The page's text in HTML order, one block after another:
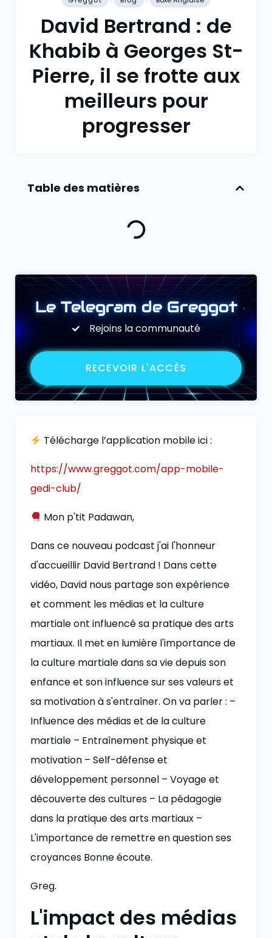
David Bertrand : de
Khabib à Georges St-
Pierre, il se frotte aux
meilleurs pour
progresser
Télécharge l’application mobile ici :
https://www.greggot.com/app-mobile-
gedi-club/
Mon p'tit Padawan,
Dans ce nouveau podcast j'ai l'honneur
d'accueillir David Bertrand ! Dans cette
vidéo, David nous partage son expérience
et comment les médias et la culture
martiale ont influencé sa pratique des arts
martiaux. Il met en lumière l'importance de
la culture martiale dans sa vie depuis son
enfance et son influence sur ses valeurs et
sa motivation à s'entraîner. On va parler : –
Influence des médias et de la culture
martiale – Entraînement physique et
motivation – Self-défense et
développement personnel – Voyage et
découverte des cultures – La pédagogie
dans la pratique des arts martiaux –
L'importance de remettre en question ses
croyances Bonne écoute.
Greg.
L'impact des médias
Table des matières
Le Telegram de Greggot
Rejoins la communauté
RECEVOIR L'ACCÈS